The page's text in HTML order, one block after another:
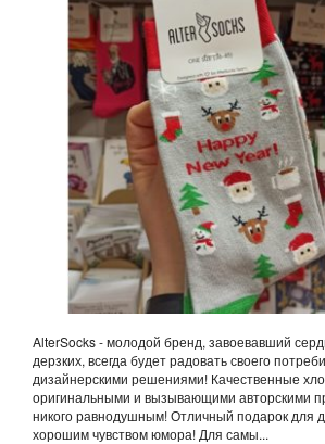
AlterSocks - молодой бренд, завоевавший
дерзких, всегда будет радовать своего
дизайнерскими решениями! Качественные
оригинальными и вызывающими авторскими
никого равнодушным! Отличный подарок для
хорошим чувством юмора! Для самы...